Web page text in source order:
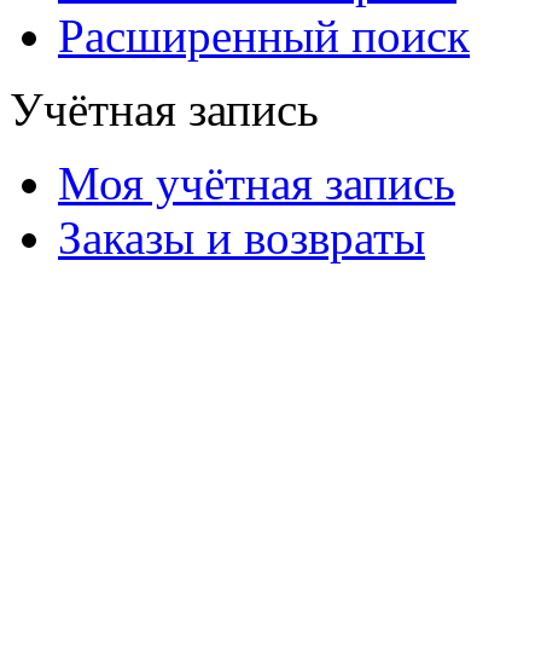
Расширенный поиск
Учётная запись
Моя учётная запись
Заказы и возвраты